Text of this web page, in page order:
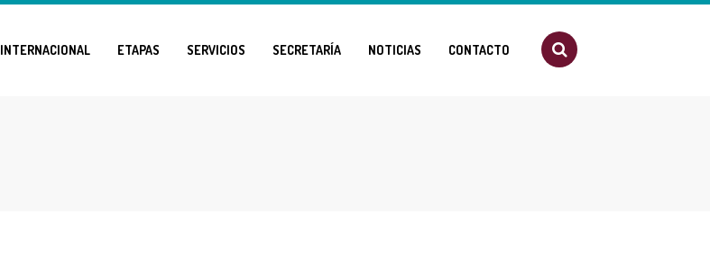
INTERNACIONAL ETAPAS SERVICIOS SECRETARÍA NOTICIAS CONTACTO